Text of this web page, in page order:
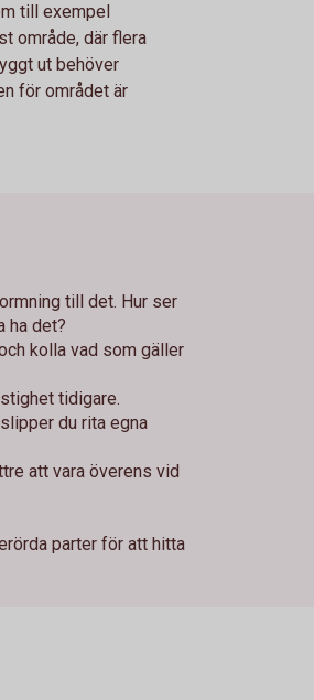
till exempel
område, där flera
ut behöver
för området är
till det. Hur ser
ha det?
kolla vad som gäller
tidigare.
du rita egna
att vara överens vid
parter för att hitta